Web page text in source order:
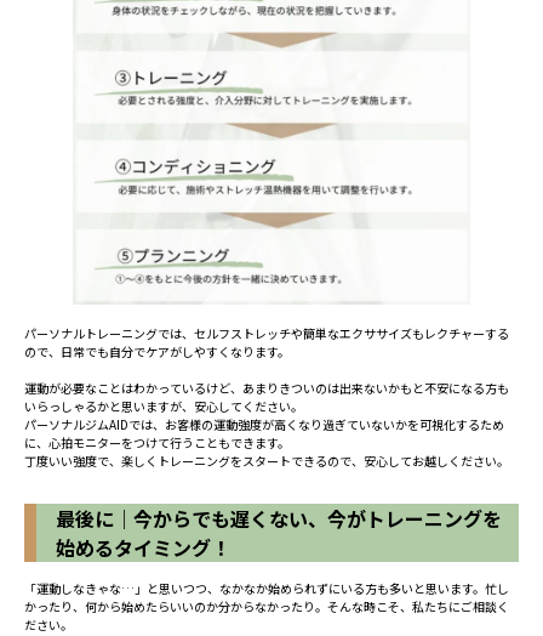
パーソナルトレーニングでは、セルフストレッチや簡単なエクササイズもレクチャーする
ので、日常でも自分でケアがしやすくなります。
運動が必要なことはわかっているけど、あまりきついのは出来ないかもと不安になる方も
いらっしゃるかと思いますが、安心してください。
パーソナルジムAIDでは、お客様の運動強度が高くなり過ぎていないかを可視化するため
に、心拍モニターをつけて行うこともできます。
丁度いい強度で、楽しくトレーニングをスタートできるので、安心してお越しください。
最後に｜今からでも遅くない、今がトレーニングを
始めるタイミング！
「運動しなきゃな…」と思いつつ、なかなか始められずにいる方も多いと思います。忙し
かったり、何から始めたらいいのか分からなかったり。そんな時こそ、私たちにご相談く
ださい。